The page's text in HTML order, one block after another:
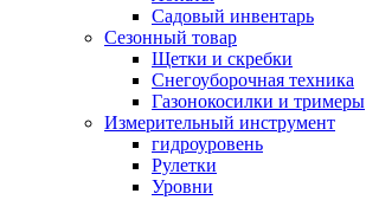
Садовый инвентарь
Сезонный товар
Щетки и скребки
Снегоуборочная техника
Газонокосилки и тримеры
Измерительный инструмент
гидроуровень
Рулетки
Уровни